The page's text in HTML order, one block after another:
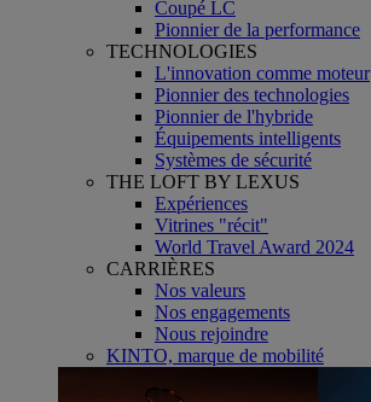
Coupé LC
Pionnier de la performance
TECHNOLOGIES
L'innovation comme moteur
Pionnier des technologies
Pionnier de l'hybride
Équipements intelligents
Systèmes de sécurité
THE LOFT BY LEXUS
Expériences
Vitrines "récit"
World Travel Award 2024
CARRIÈRES
Nos valeurs
Nos engagements
Nous rejoindre
KINTO, marque de mobilité